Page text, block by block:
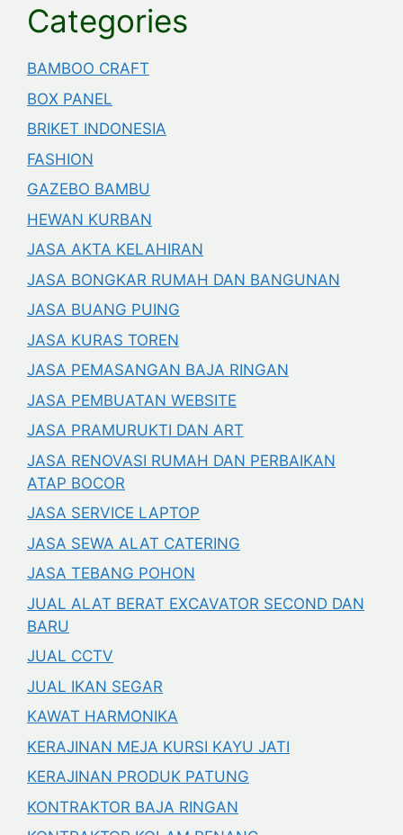
Categories
BAMBOO CRAFT
BOX PANEL
BRIKET INDONESIA
FASHION
GAZEBO BAMBU
HEWAN KURBAN
JASA AKTA KELAHIRAN
JASA BONGKAR RUMAH DAN BANGUNAN
JASA BUANG PUING
JASA KURAS TOREN
JASA PEMASANGAN BAJA RINGAN
JASA PEMBUATAN WEBSITE
JASA PRAMURUKTI DAN ART
JASA RENOVASI RUMAH DAN PERBAIKAN
ATAP BOCOR
JASA SERVICE LAPTOP
JASA SEWA ALAT CATERING
JASA TEBANG POHON
JUAL ALAT BERAT EXCAVATOR SECOND DAN
BARU
JUAL CCTV
JUAL IKAN SEGAR
KAWAT HARMONIKA
KERAJINAN MEJA KURSI KAYU JATI
KERAJINAN PRODUK PATUNG
KONTRAKTOR BAJA RINGAN